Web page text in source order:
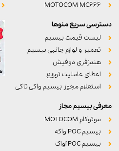
MOTOCOM MC666
دسترسی سریع منوها
لیست قیمت بیسیم
تعمیر و لوازم جانبی بیسیم
هندزفری دوفیش
اعطای عاملیت توزیع
استعلام مجوز بیسیم واکی تاکی
معرفی بیسیم مجاز
موتوکام MOTOCOM
بیسیم POC واکه
بیسیم POC آواک